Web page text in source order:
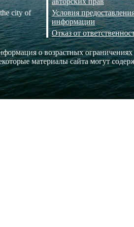
city of
Условия
информации
Отказ от
о возрастных
материалы сайта могут